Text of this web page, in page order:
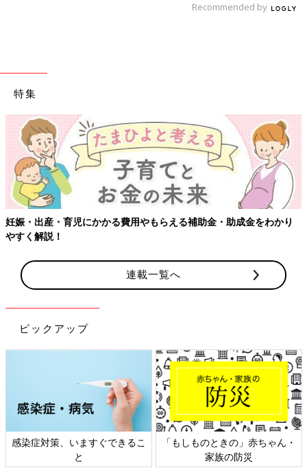
Recommended by
特集
やもらえる補助金・助成金をわかり
【ワクチン接種できるもの
連載一覧へ
ピックアップ
きるこ
「もしものときの」赤ちゃん・
日本外来小児科学会リ
ト検討会